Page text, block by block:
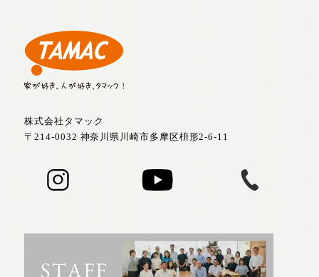
株式会社タマック
〒214-0032 神奈川県川崎市多摩区枡形2-6-11